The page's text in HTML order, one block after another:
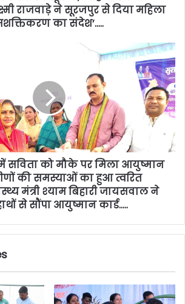
राजवाड़े ने सूरजपुर से दिया महिला
का संदेश’…..
सविता को मौके पर मिला आयुष्मान
की समस्याओं का हुआ त्वरित
मंत्री श्याम बिहारी जायसवाल ने
से सौंपा आयुष्मान कार्ड…..